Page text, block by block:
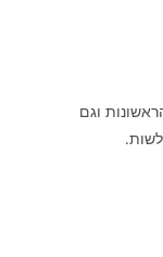
הראשונות וגם